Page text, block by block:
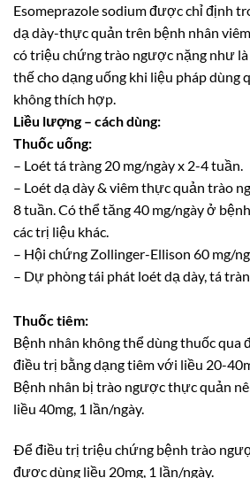
Esomeprazole sodium được chỉ định
dạ dày-thực quản trên bệnh nhân
có triệu chứng trào ngược nặng như
thế cho dạng uống khi liệu pháp dùng
không thích hợp.
Liều lượng – cách dùng:
Thuốc uống:
– Loét tá tràng 20 mg/ngày x 2-4 tuần.
– Loét dạ dày & viêm thực quản trào
8 tuần. Có thể tăng 40 mg/ngày ở
các trị liệu khác.
– Hội chứng Zollinger-Ellison 60 mg/
– Dự phòng tái phát loét dạ dày, tá
Thuốc tiêm:
Bệnh nhân không thể dùng thuốc qua
điều trị bằng dạng tiêm với liều 20-
Bệnh nhân bị trào ngược thực quản
liều 40mg, 1 lần/ngày.
Ðể điều trị triệu chứng bệnh trào
được dùng liều 20mg, 1 lần/ngày.